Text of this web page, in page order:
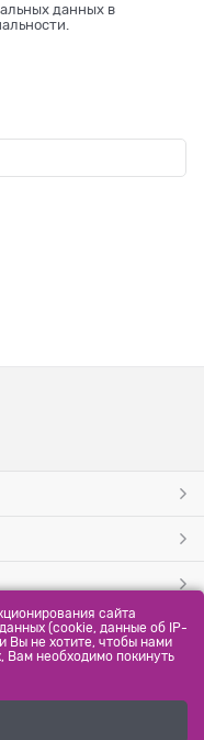
данных в
.
сайта
(cookie, данные об IP-
Вы не хотите, чтобы нами
необходимо покинуть